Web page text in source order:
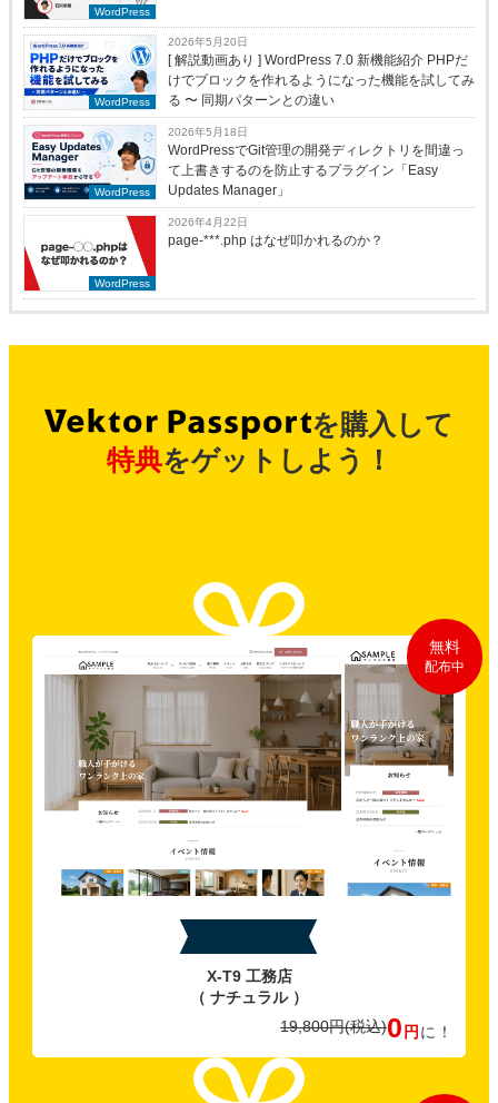
WordPress
WordPress
2026年5月20日
[ 解説動画あり ] WordPress 7.0 新機能紹介 PHPだ
けでブロックを作れるようになった機能を試してみ
る 〜 同期パターンとの違い
WordPress
2026年5月18日
WordPressでGit管理の開発ディレクトリを間違っ
て上書きするのを防止するプラグイン「Easy
Updates Manager」
WordPress
2026年4月22日
page-***.php はなぜ叩かれるのか？
を購入して
特典をゲットしよう！
無料
配布中
X-T9 工務店
（ ナチュラル ）
19,800円(税込)0円に！